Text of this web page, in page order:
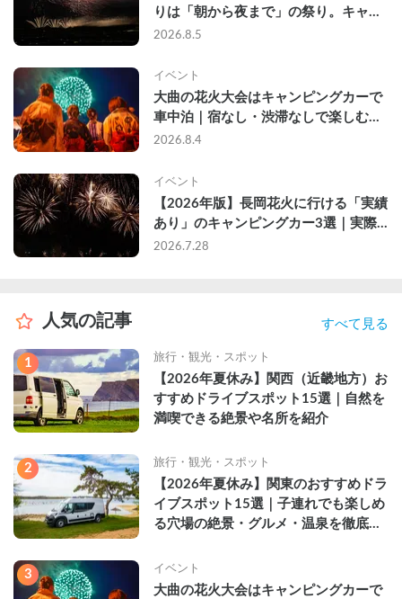
りは「朝から夜まで」の祭り。キャン
ピングカーで行った2組の記録
2026.8.5
イベント
大曲の花火大会はキャンピングカーで
車中泊｜宿なし・渋滞なしで楽しむ
2026年完全ガイド
2026.8.4
イベント
【2026年版】長岡花火に行ける「実績
あり」のキャンピングカー3選｜実際
に利用したゲストのレビュー付き
2026.7.28
人気の記事 すべて見る
1 旅行・観光・スポット
【2026年夏休み】関西（近畿地方）お
すすめドライブスポット15選｜自然を
満喫できる絶景や名所を紹介
2 旅行・観光・スポット
【2026年夏休み】関東のおすすめドラ
イブスポット15選｜子連れでも楽しめ
る穴場の絶景・グルメ・温泉を徹底解
3 イベント
大曲の花火大会はキャンピングカーで